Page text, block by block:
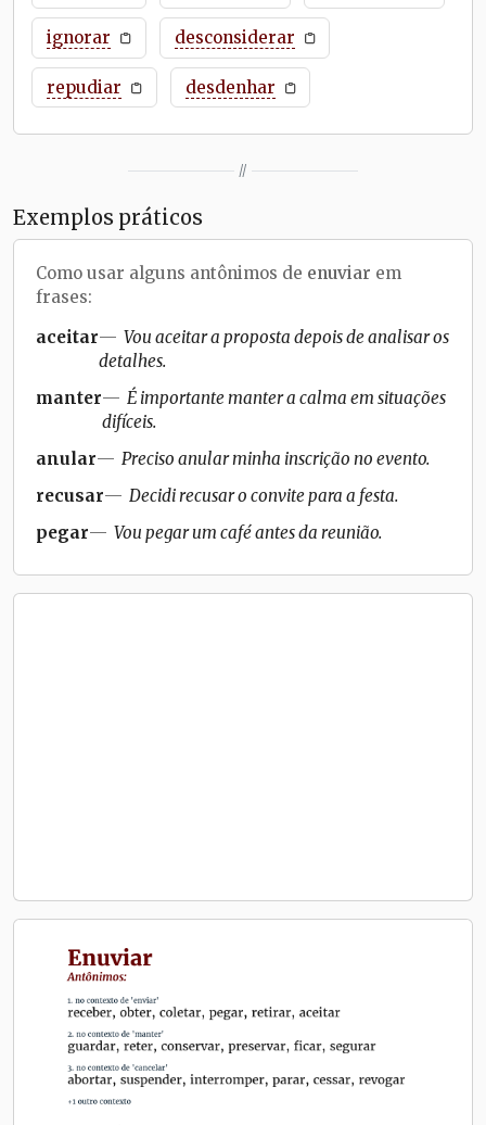
ignorar desconsiderar
repudiar desdenhar
//
Exemplos práticos
Como usar alguns antônimos de enuviar em
frases:
aceitar
Vou aceitar a proposta depois de analisar os
detalhes.
manter
É importante manter a calma em situações
difíceis.
anular
Preciso anular minha inscrição no evento.
recusar
Decidi recusar o convite para a festa.
pegar
Vou pegar um café antes da reunião.